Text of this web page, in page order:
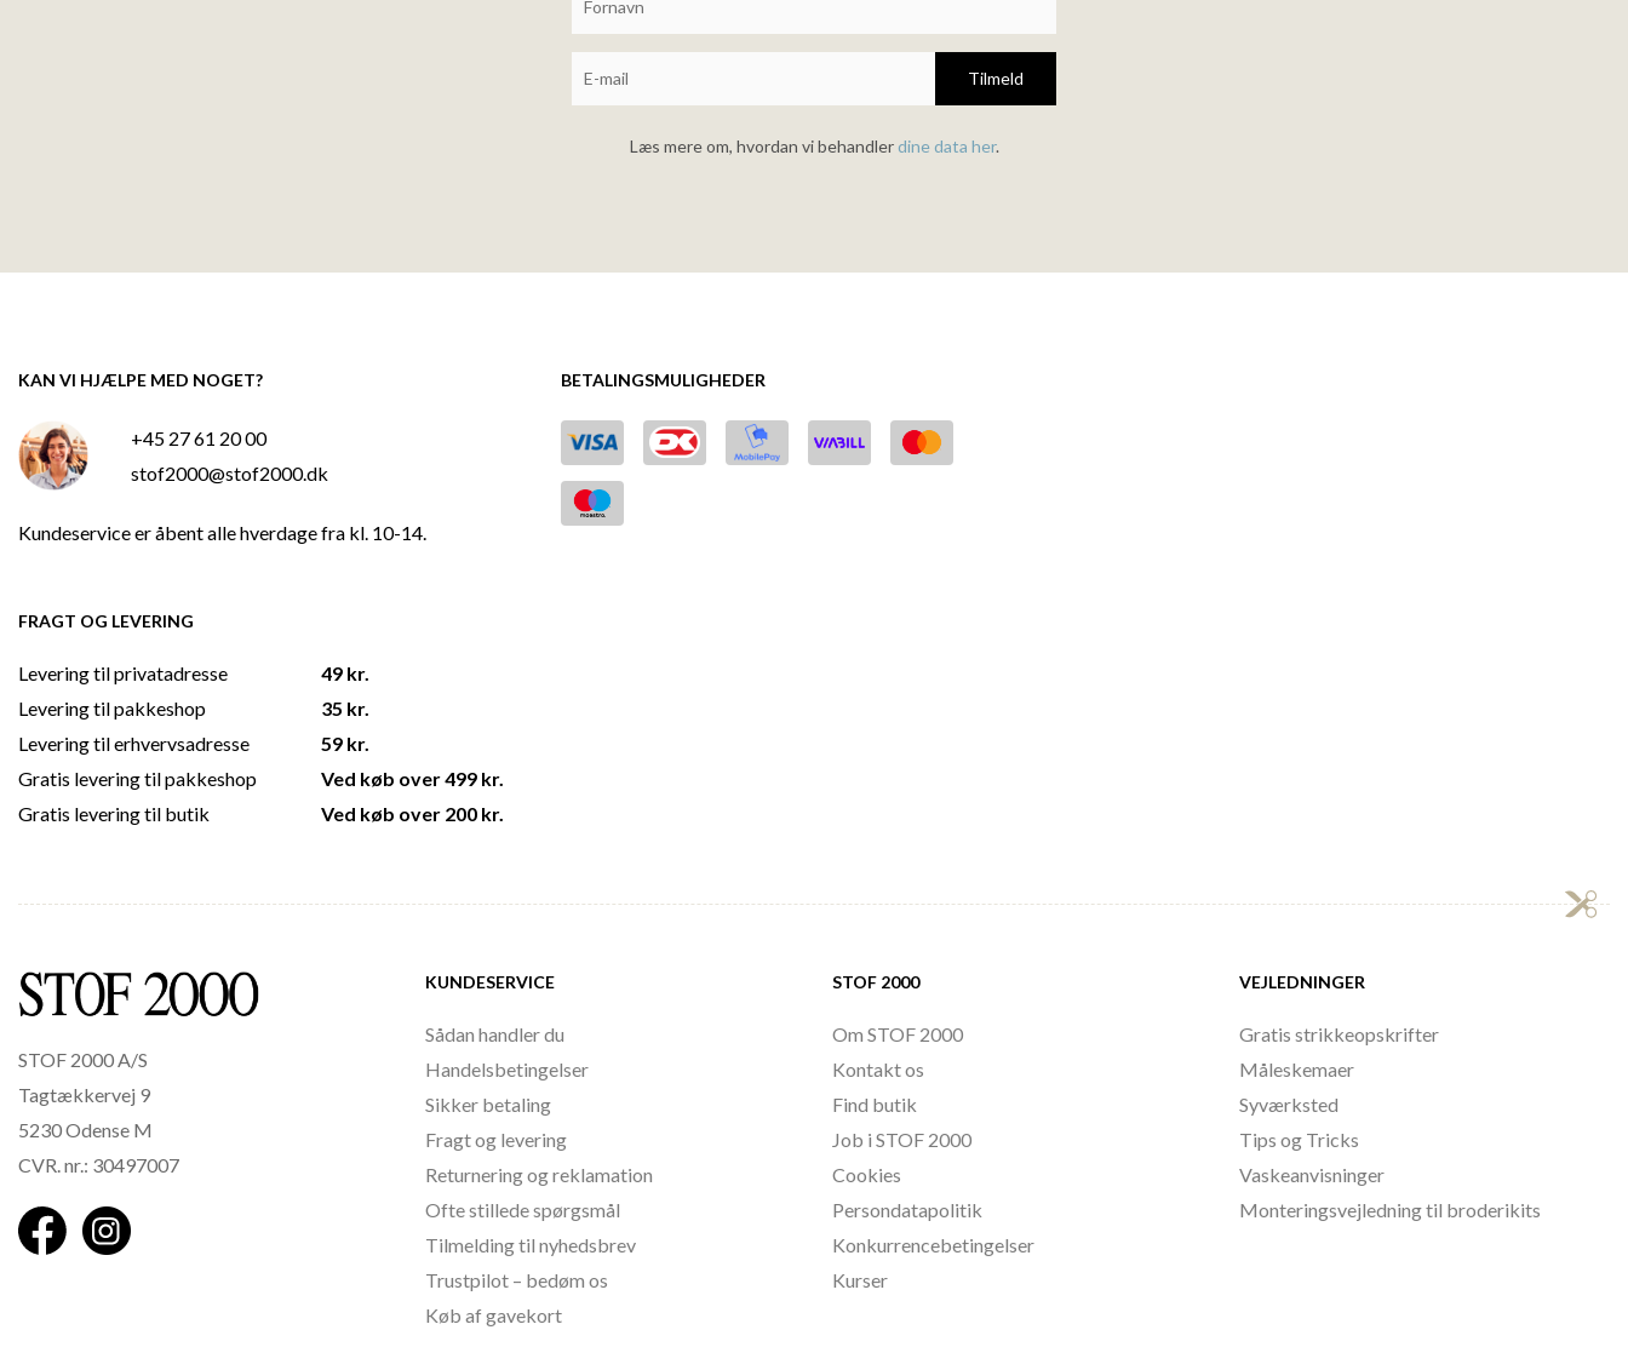
Tilmeld
Læs mere om, hvordan vi behandlerdine data her.
KAN VI HJÆLPE MED NOGET?
+45 27 61 20 00
stof2000@stof2000.dk
Kundeservice er åbent alle hverdage fra kl. 10-14.
BETALINGSMULIGHEDER
FRAGT OG LEVERING
Levering til privatadresse
Levering til pakkeshop
Levering til erhvervsadresse
Gratis levering til pakkeshop
Gratis levering til butik
49 kr.
35 kr.
59 kr.
Ved køb over 499 kr.
Ved køb over 200 kr.
STOF 2000 A/S
Tagtækkervej 9
5230 Odense M
CVR. nr.: 30497007
KUNDESERVICE
Sådan handler du
Handelsbetingelser
Sikker betaling
Fragt og levering
Returnering og reklamation
Ofte stillede spørgsmål
Tilmelding til nyhedsbrev
Trustpilot – bedøm os
Køb af gavekort
STOF 2000
Om STOF 2000
Kontakt os
Find butik
Job i STOF 2000
Cookies
Persondatapolitik
Konkurrencebetingelser
Kurser
VEJLEDNINGER
Gratis strikkeopskrifter
Måleskemaer
Syværksted
Tips og Tricks
Vaskeanvisninger
Monteringsvejledning til broderikits